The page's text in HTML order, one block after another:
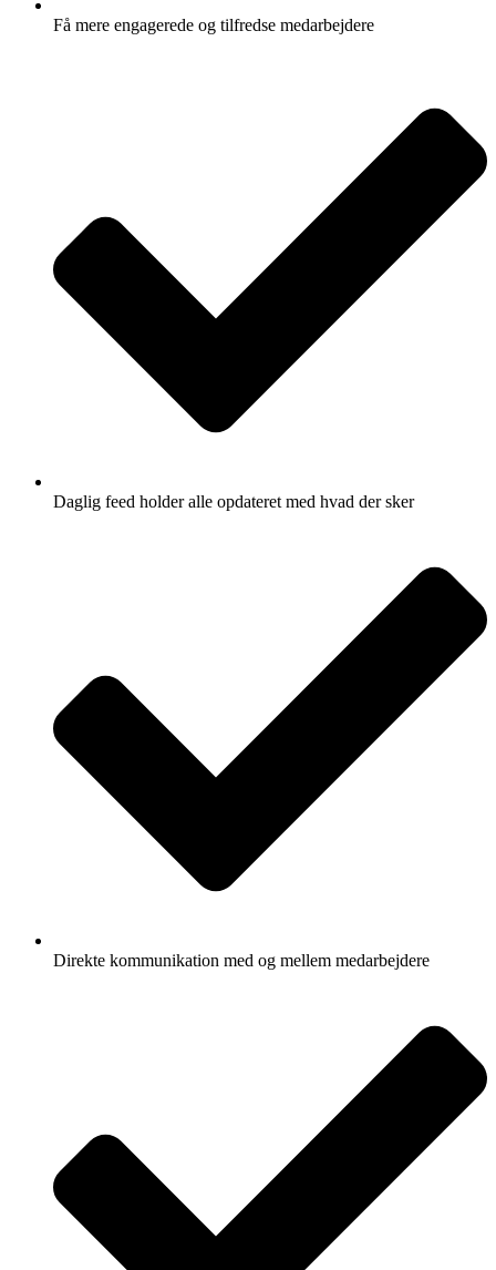
Få mere engagerede og tilfredse medarbejdere
Daglig feed holder alle opdateret med hvad der sker
Direkte kommunikation med og mellem medarbejdere